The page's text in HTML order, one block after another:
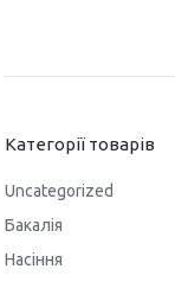
Категорії товарів
Uncategorized
Бакалія
Насіння